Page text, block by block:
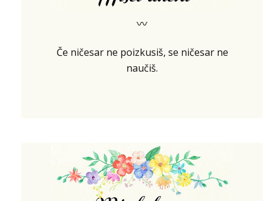
〰
Če ničesar ne poizkusiš, se ničesar ne
naučiš.